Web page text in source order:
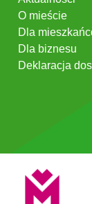
O mieście
Dla
Dla biznesu
Deklaracja